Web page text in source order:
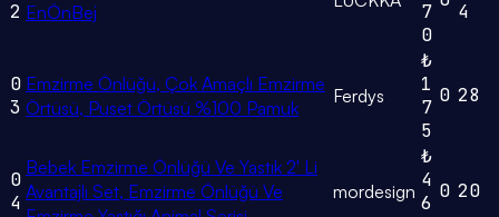
2 EnÖnBej
7
0
4
0
3
Emzirme Önlüğü, Çok Amaçlı Emzirme
Örtüsü, Puset Örtüsü %100 Pamuk
Ferdys
₺
1
7
5
0 28
0
4
Bebek Emzirme Önlüğü Ve Yastık 2' Li
Avantajlı Set, Emzirme Önlüğü Ve
mordesign
₺
4
6
0 20